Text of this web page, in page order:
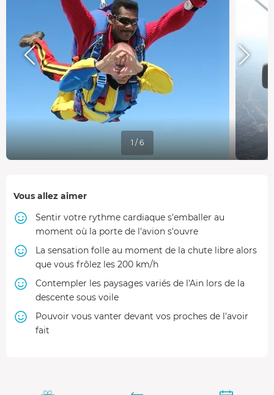
1 / 6
Vous allez aimer
Sentir votre rythme cardiaque s'emballer au
moment où la porte de l'avion s'ouvre
La sensation folle au moment de la chute libre alors
que vous frôlez les 200 km/h
Contempler les paysages variés de l'Ain lors de la
descente sous voile
Pouvoir vous vanter devant vos proches de l'avoir
fait